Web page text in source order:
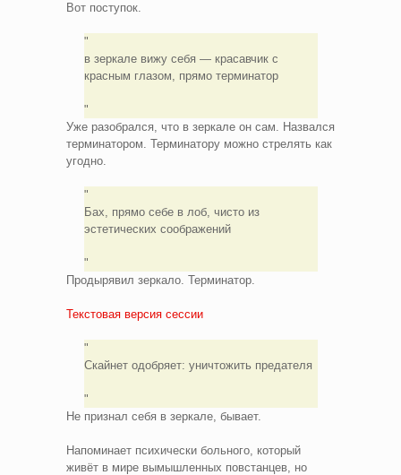
Вот поступок.
в зеркале вижу себя — красавчик с
красным глазом, прямо терминатор
Уже разобрался, что в зеркале он сам. Назвался
терминатором. Терминатору можно стрелять как
угодно.
Бах, прямо себе в лоб, чисто из
эстетических соображений
Продырявил зеркало. Терминатор.
Текстовая версия сессии
Скайнет одобряет: уничтожить предателя
Не признал себя в зеркале, бывает.
Напоминает психически больного, который
живёт в мире вымышленных повстанцев, но